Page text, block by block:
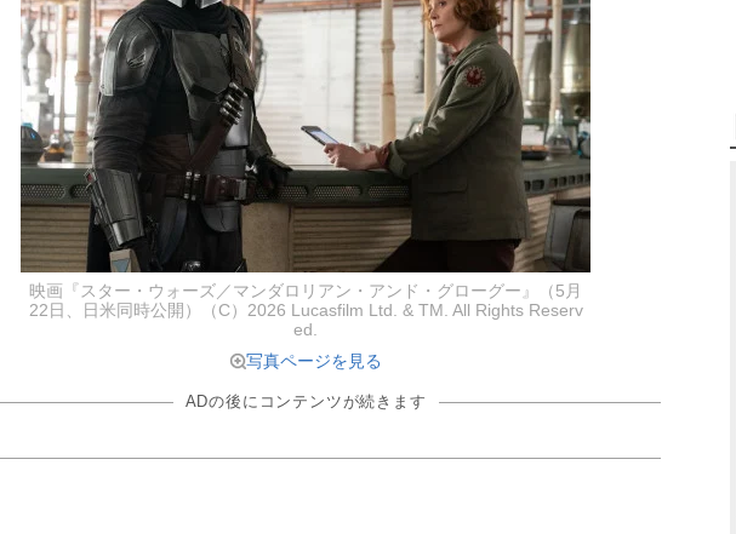
映画『スター・ウォーズ／マンダロリアン・アンド・グローグー』（5月
22日、日米同時公開）（C）2026 Lucasfilm Ltd. & TM. All Rights Reserv
ed.
写真ページを見る
ADの後にコンテンツが続きます